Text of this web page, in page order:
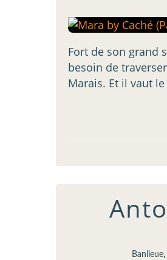
Fort de son grand
besoin de
Marais. Et il vaut
Banlieue,